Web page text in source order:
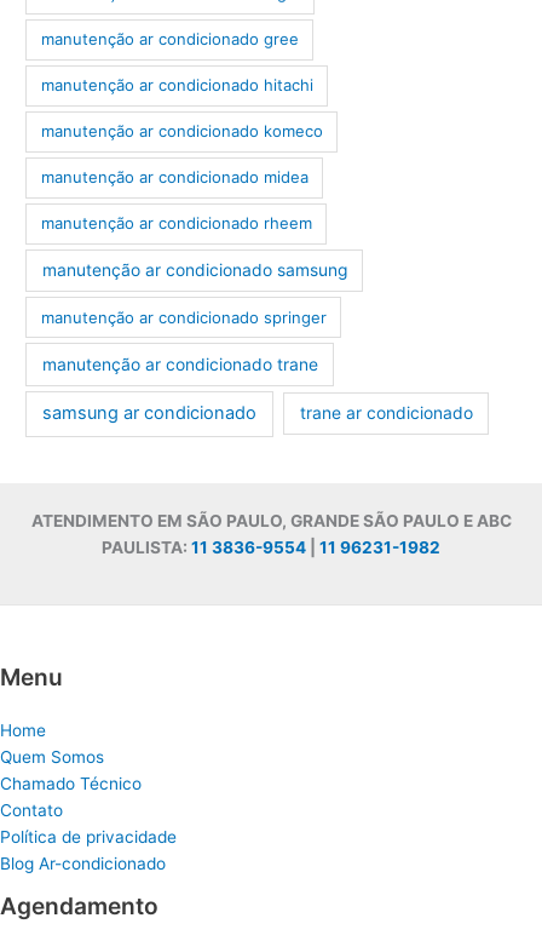
manutenção ar condicionado gree
manutenção ar condicionado hitachi
manutenção ar condicionado komeco
manutenção ar condicionado midea
manutenção ar condicionado rheem
manutenção ar condicionado samsung
manutenção ar condicionado springer
manutenção ar condicionado trane
samsung ar condicionado trane ar condicionado
ATENDIMENTO EM SÃO PAULO, GRANDE SÃO PAULO E ABC
PAULISTA: 11 3836-9554 11 96231-1982
Menu
Home
Quem Somos
Chamado Técnico
Contato
Política de privacidade
Blog Ar-condicionado
Agendamento